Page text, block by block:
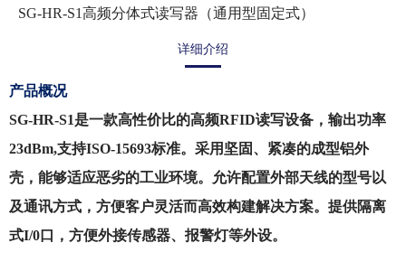
SG-HR-S1高频分体式读写器（通用型固定式）
详细介绍
产品概况
SG-HR-S1是一款高性价比的高频RFID读写设备，输出功率
23dBm,支持ISO-15693标准。采用坚固、紧凑的成型铝外
壳，能够适应恶劣的工业环境。允许配置外部天线的型号以
及通讯方式，方便客户灵活而高效构建解决方案。提供隔离
式I/0口，方便外接传感器、报警灯等外设。